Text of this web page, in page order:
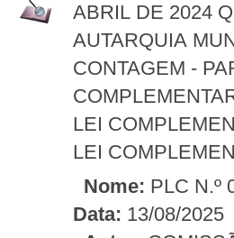
ABRIL DE 2024
AUTARQUIA
CONTAGEM -
LEI
LEI
Nome: PLC N.º
Data: 13/08/2025